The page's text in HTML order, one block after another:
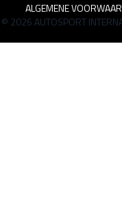
ALGEMENE
© 2026 AUTOSPORT